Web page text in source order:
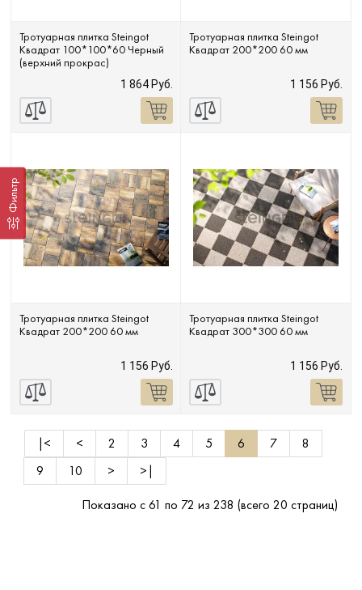
Фильтр
Тротуарная плитка Steingot
Квадрат 100*100*60 Черный
(верхний прокрас)
1 864 Руб.
Тротуарная плитка Steingot
Квадрат 200*200 60 мм
1 156 Руб.
Тротуарная плитка Steingot
Квадрат 200*200 60 мм
1 156 Руб.
Тротуарная плитка Steingot
Квадрат 300*300 60 мм
1 156 Руб.
|< < 2 3 4 5 6 7
8
9
10 >
>|
Показано с 61 по 72 из 238 (всего 20 страниц)